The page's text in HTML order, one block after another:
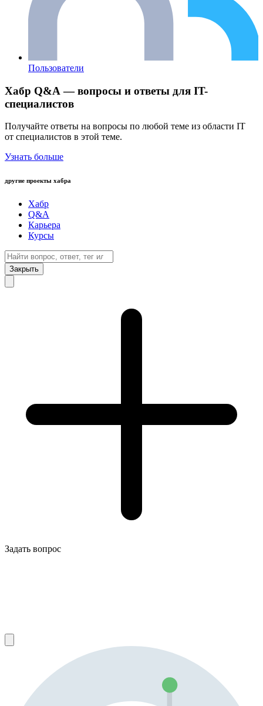
Пользователи
Хабр Q&A — вопросы и ответы для IT-
специалистов
Получайте ответы на вопросы по любой теме из области IT
от специалистов в этой теме.
Узнать больше
другие проекты хабра
Хабр
Q&A
Карьера
Курсы
Закрыть
Задать вопрос